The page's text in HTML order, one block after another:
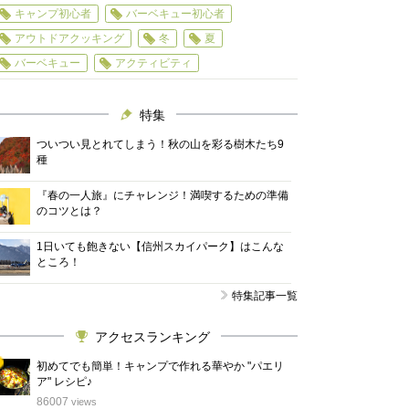
キャンプ初心者
バーベキュー初心者
アウトドアクッキング
冬
夏
バーベキュー
アクティビティ
特集
ついつい見とれてしまう！秋の山を彩る樹木たち9
種
『春の一人旅』にチャレンジ！満喫するための準備
のコツとは？
1日いても飽きない【信州スカイパーク】はこんな
ところ！
特集記事一覧
アクセスランキング
初めてでも簡単！キャンプで作れる華やか "パエリ
ア" レシピ♪
86007 views